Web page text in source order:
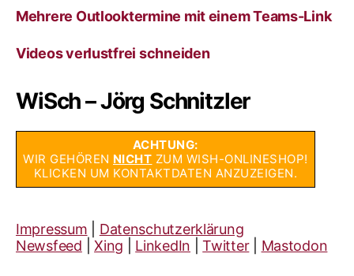
Mehrere Outlooktermine mit einem Teams-Link
Videos verlustfrei schneiden
WiSch – Jörg Schnitzler
ACHTUNG:
WIR GEHÖREN NICHT ZUM WISH-ONLINESHOP!
KLICKEN UM KONTAKTDATEN ANZUZEIGEN.
Impressum
Datenschutzerklärung
Newsfeed |Xing LinkedIn |Twitter Mastodon